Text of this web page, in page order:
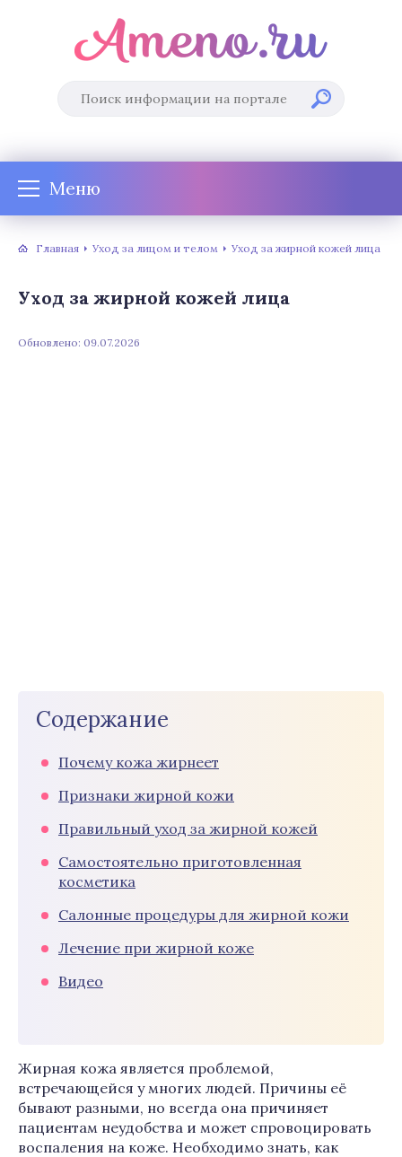
Меню
Главная Уход за лицом и телом Уход за жирной кожей лица
Уход за жирной кожей лица
Обновлено: 09.07.2026
Содержание
Почему кожа жирнеет
Признаки жирной кожи
Правильный уход за жирной кожей
Самостоятельно приготовленная
косметика
Салонные процедуры для жирной кожи
Лечение при жирной коже
Видео
Жирная кожа является проблемой,
встречающейся у многих людей. Причины её
бывают разными, но всегда она причиняет
пациентам неудобства и может спровоцировать
воспаления на коже. Необходимо знать, как